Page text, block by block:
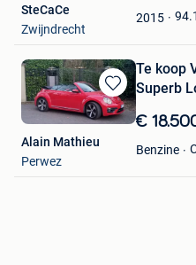
Favorieten2015
SteCaCe
Zwijndrecht
Bewaren
in
Favorieten
Te koop
Superb
€
Benzine
Alain Mathieu
Perwez